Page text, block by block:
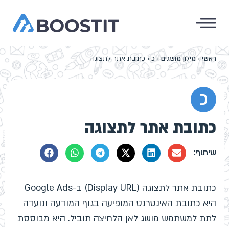
ראשי›מילון מושגים›כ› כתובת אתר לתצוגה
כ
כתובת אתר לתצוגה
כתובת אתר לתצוגה (Display URL) ב-Google Ads
היא כתובת האינטרנט המופיעה בגוף המודעה ונועדה
לתת למשתמש מושג לאן הלחיצה תוביל. היא מבוססת